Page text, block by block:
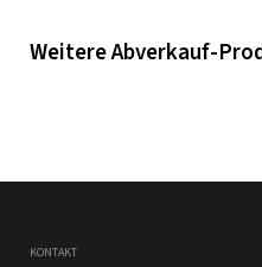
Weitere Abverkauf-
KONTAKT